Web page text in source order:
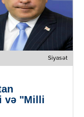
Siyasət
və "Milli